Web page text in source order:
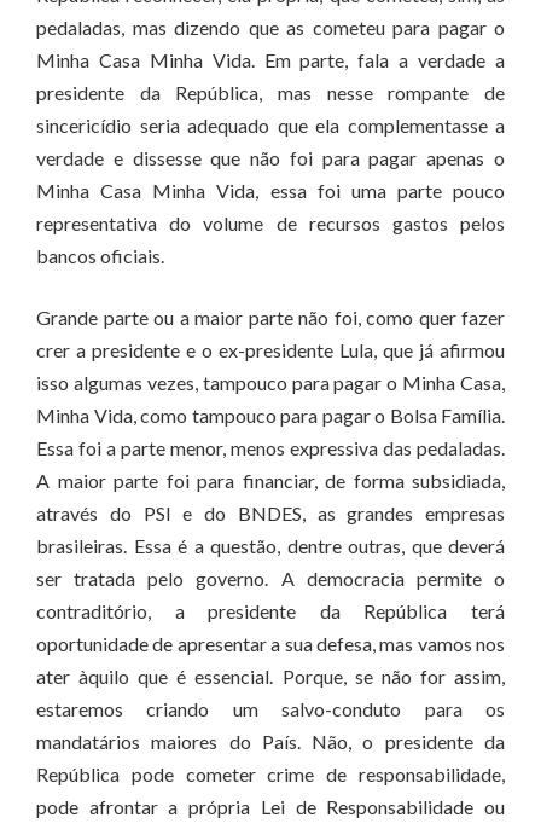
pedaladas, mas dizendo que as cometeu para pagar o
Minha Casa Minha Vida. Em parte, fala a verdade a
presidente da República, mas nesse rompante de
sincericídio seria adequado que ela complementasse a
verdade e dissesse que não foi para pagar apenas o
Minha Casa Minha Vida, essa foi uma parte pouco
representativa do volume de recursos gastos pelos
bancos oficiais.
Grande parte ou a maior parte não foi, como quer fazer
crer a presidente e o ex-presidente Lula, que já afirmou
isso algumas vezes, tampouco para pagar o Minha Casa,
Minha Vida, como tampouco para pagar o Bolsa Família.
Essa foi a parte menor, menos expressiva das pedaladas.
A maior parte foi para financiar, de forma subsidiada,
através do PSI e do BNDES, as grandes empresas
brasileiras. Essa é a questão, dentre outras, que deverá
ser tratada pelo governo. A democracia permite o
contraditório, a presidente da República terá
oportunidade de apresentar a sua defesa, mas vamos nos
ater àquilo que é essencial. Porque, se não for assim,
estaremos criando um salvo-conduto para os
mandatários maiores do País. Não, o presidente da
República pode cometer crime de responsabilidade,
pode afrontar a própria Lei de Responsabilidade ou